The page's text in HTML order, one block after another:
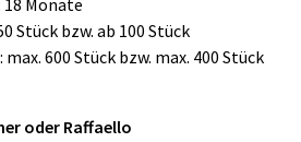
Stück bzw. ab 100 Stück
600 Stück bzw. max. 400 Stück
oder Raffaello